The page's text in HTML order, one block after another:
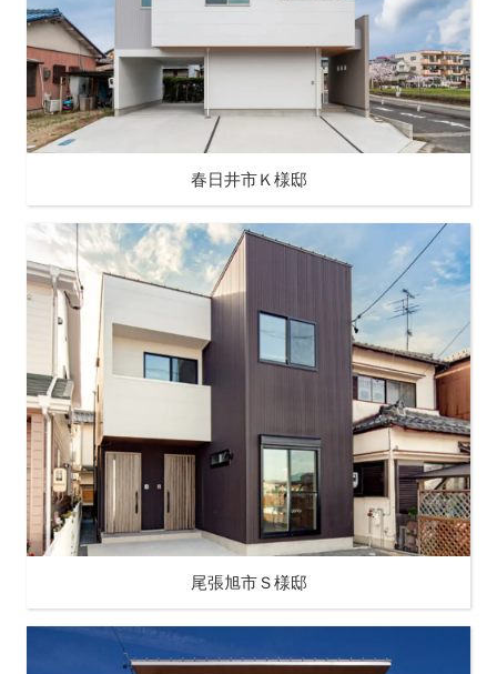
春日井市Ｋ様邸
尾張旭市Ｓ様邸